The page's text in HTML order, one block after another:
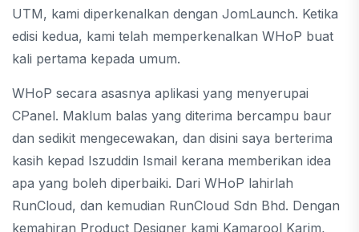
UTM, kami diperkenalkan dengan JomLaunch. Ketika
edisi kedua, kami telah memperkenalkan WHoP buat
kali pertama kepada umum.
WHoP secara asasnya aplikasi yang menyerupai
CPanel. Maklum balas yang diterima bercampu baur
dan sedikit mengecewakan, dan disini saya berterima
kasih kepad Iszuddin Ismail kerana memberikan idea
apa yang boleh diperbaiki. Dari WHoP lahirlah
RunCloud, dan kemudian RunCloud Sdn Bhd. Dengan
kemahiran Product Designer kami Kamarool Karim,